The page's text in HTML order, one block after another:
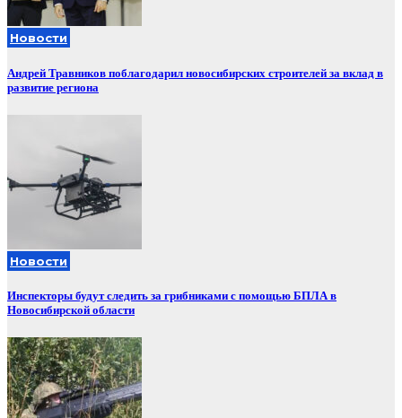
Новости
Андрей Травников поблагодарил новосибирских строителей за вклад в
развитие региона
Новости
Инспекторы будут следить за грибниками с помощью БПЛА в
Новосибирской области